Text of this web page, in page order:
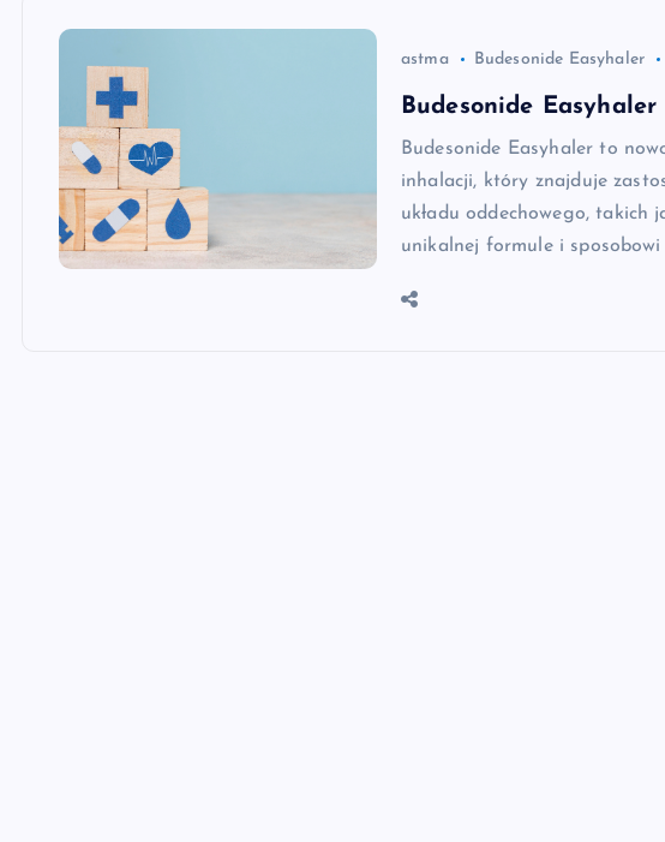
astma Budesonide Easyhaler
Budesonide
Budesonide Easyhaler to
inhalacji, który znajduje
układu oddechowego, takich
unikalnej formule i sposobowi